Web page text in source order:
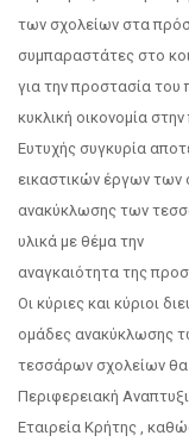
των σχολείων στα
συμπαραστάτες στο
για την προστασία του
κυκλική οικονομία
Ευτυχής συγκυρία
εικαστικών έργων
ανακύκλωσης των
υλικά με θέμα την
αναγκαιότητα της
Οι κύριες και κύριοι
ομάδες ανακύκλωσης
τεσσάρων σχολείων θα
Περιφερειακή
Εταιρεία Κρήτης ,